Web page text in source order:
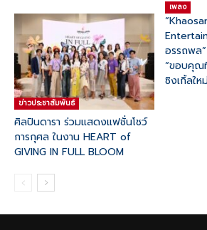
ข่าวประชาสัมพันธ์
ศิลปินดารา ร่วมแสดงแฟชั่นโชว์
การกุศล ในงาน HEART of
GIVING IN FULL BLOOM
เพลง
อรรถพล
“ขอบคุณ
ซิงเกิ้ลให